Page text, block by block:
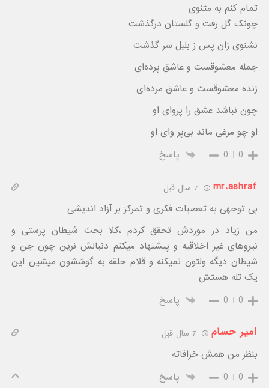
تمام کنم به مثنوی
چونک گل رفت و گلستان درگذشت
نشنوی زان پس ز بلبل سر گذشت
جمله معشوقست و عاشق پرده‌ای
زنده معشوقست و عاشق مرده‌ای
چون نباشد عشق را پروای او
او چو مرغی ماند بی‌پر وای او
0
0 پاسخ
mr.ashraf 7 سال قبل
بی توجهی به تعصبات فکری و تمرکز بر آزاد اندیشی
من زیاد در موردش تحقق کردم ،کلا بحث شیطان پرستی و
نیروهای غیر اخلاقیه و پیشنهاد میکنم دنبالش نرین چون جن و
شیطان دیگه ولتون نمیکنه و قلام حلقه به گوششون میشین این
یک تله هستش
0
0 پاسخ
امیر حسام 7 سال قبل
بنظر من همش خرافاته
0
0
پاسخ